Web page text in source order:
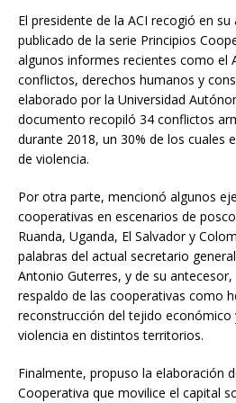
El presidente de la ACI recogió en
publicado de la serie Principios
algunos informes recientes como el
conflictos, derechos humanos y
elaborado por la Universidad
documento recopiló 34 conflictos
durante 2018, un 30% de los cuales
de violencia.
Por otra parte, mencionó algunos
cooperativas en escenarios de
Ruanda, Uganda, El Salvador y
palabras del actual secretario
Antonio Guterres, y de su
respaldo de las cooperativas como
reconstrucción del tejido económico
violencia en distintos territorios.
Finalmente, propuso la elaboración
Cooperativa que movilice el capital